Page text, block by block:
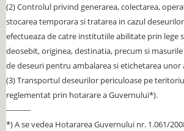
(2) Controlul privind generarea, colectarea,
stocarea temporara si tratarea in cazul
efectueaza de catre institutiile abilitate prin lege
deosebit, originea, destinatia, precum si
de deseuri pentru ambalarea si etichetarea unor
(3) Transportul deseurilor periculoase pe
reglementat prin hotarare a Guvernului*).
----------
*) A se vedea Hotararea Guvernului nr. 1.061/